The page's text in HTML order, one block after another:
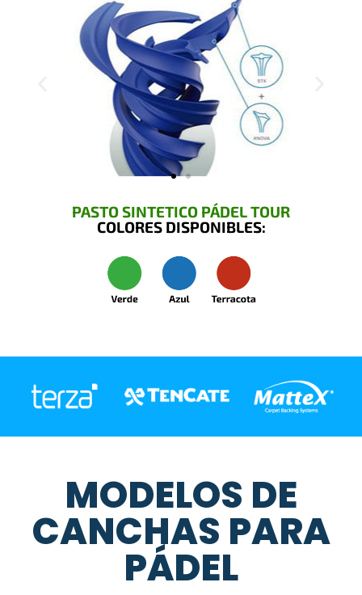
PASTO SINTETICO PÁDEL TOUR
COLORES DISPONIBLES:
MODELOS DE
CANCHAS PARA
PÁDEL